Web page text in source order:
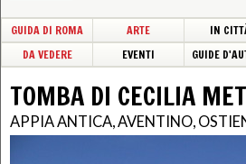
GUIDA DI ROMA ARTE IN
DA VEDERE
EVENTI GUIDE
TOMBA DI CECILIA
APPIA ANTICA, AVENTINO,